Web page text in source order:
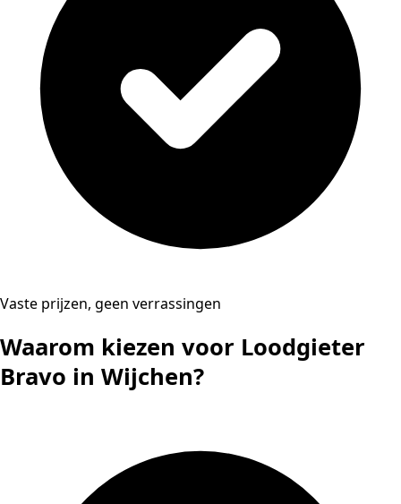
Vaste prijzen, geen verrassingen
Waarom kiezen voor Loodgieter
Bravo in Wijchen?